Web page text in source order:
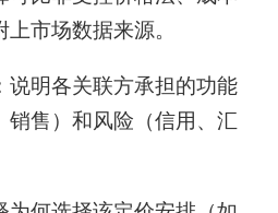
市场数据来源。
说明各关联方承担的功能
销售）和风险（信用、汇